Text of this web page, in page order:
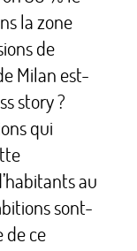
la zone
de
Milan est-
story?
qui
au
sont-
de ce